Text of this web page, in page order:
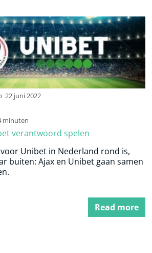
22 juni 2022
minuten
verantwoord spelen
Unibet in Nederland rond is,
buiten: Ajax en Unibet gaan samen
Read more